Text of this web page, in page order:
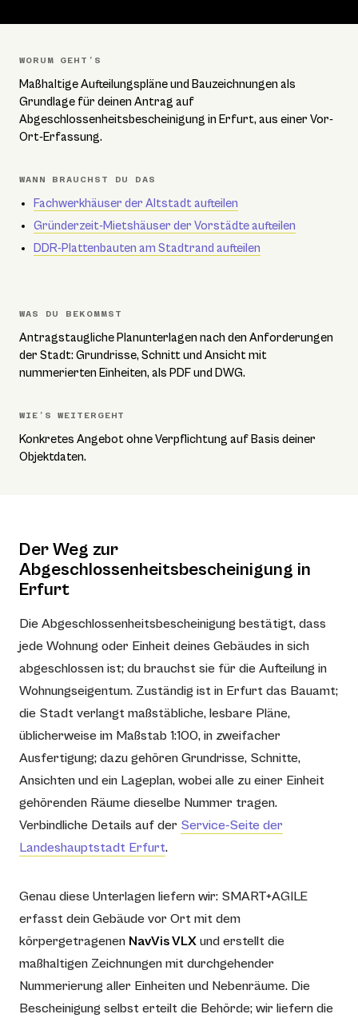
WORUM GEHT’S
Maßhaltige Aufteilungspläne und Bauzeichnungen als
Grundlage für deinen Antrag auf
Abgeschlossenheitsbescheinigung in Erfurt, aus einer Vor-
Ort-Erfassung.
WANN BRAUCHST DU DAS
Fachwerkhäuser der Altstadt aufteilen
Gründerzeit-Mietshäuser der Vorstädte aufteilen
DDR-Plattenbauten am Stadtrand aufteilen
WAS DU BEKOMMST
Antragstaugliche Planunterlagen nach den Anforderungen
der Stadt: Grundrisse, Schnitt und Ansicht mit
nummerierten Einheiten, als PDF und DWG.
WIE’S WEITERGEHT
Konkretes Angebot ohne Verpflichtung auf Basis deiner
Objektdaten.
Der Weg zur
Abgeschlossenheitsbescheinigung in
Erfurt
Die Abgeschlossenheitsbescheinigung bestätigt, dass
jede Wohnung oder Einheit deines Gebäudes in sich
abgeschlossen ist; du brauchst sie für die Aufteilung in
Wohnungseigentum. Zuständig ist in Erfurt das Bauamt;
die Stadt verlangt maßstäbliche, lesbare Pläne,
üblicherweise im Maßstab 1:100, in zweifacher
Ausfertigung; dazu gehören Grundrisse, Schnitte,
Ansichten und ein Lageplan, wobei alle zu einer Einheit
gehörenden Räume dieselbe Nummer tragen.
Verbindliche Details auf der Service-Seite der
Landeshauptstadt Erfurt.
Genau diese Unterlagen liefern wir: SMART+AGILE
erfasst dein Gebäude vor Ort mit dem
körpergetragenen NavVis VLX und erstellt die
maßhaltigen Zeichnungen mit durchgehender
Nummerierung aller Einheiten und Nebenräume. Die
Bescheinigung selbst erteilt die Behörde; wir liefern die